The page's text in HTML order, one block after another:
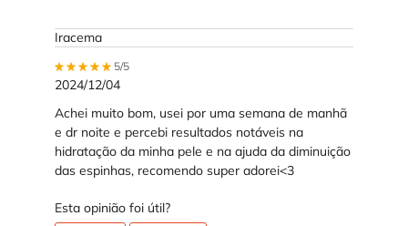
Iracema
5 out of 5 stars.
5/5
2024/12/04
Achei muito bom, usei por uma semana de manhã
e dr noite e percebi resultados notáveis na
hidratação da minha pele e na ajuda da diminuição
das espinhas, recomendo super adorei<3
Esta opinião foi útil?